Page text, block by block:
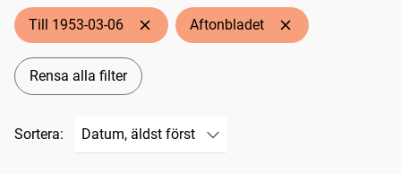
Till 1953-03-06 Aftonbladet
Rensa alla filter
Sortera: